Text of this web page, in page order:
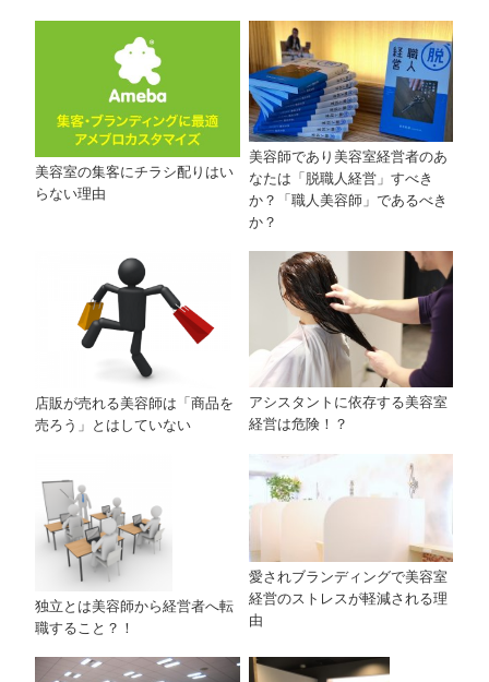
美容室の集客にチラシ配りはい
らない理由
美容師であり美容室経営者のあ
なたは「脱職人経営」すべき
か？「職人美容師」であるべき
か？
店販が売れる美容師は「商品を
売ろう」とはしていない
アシスタントに依存する美容室
経営は危険！？
独立とは美容師から経営者へ転
職すること？！
愛されブランディングで美容室
経営のストレスが軽減される理
由